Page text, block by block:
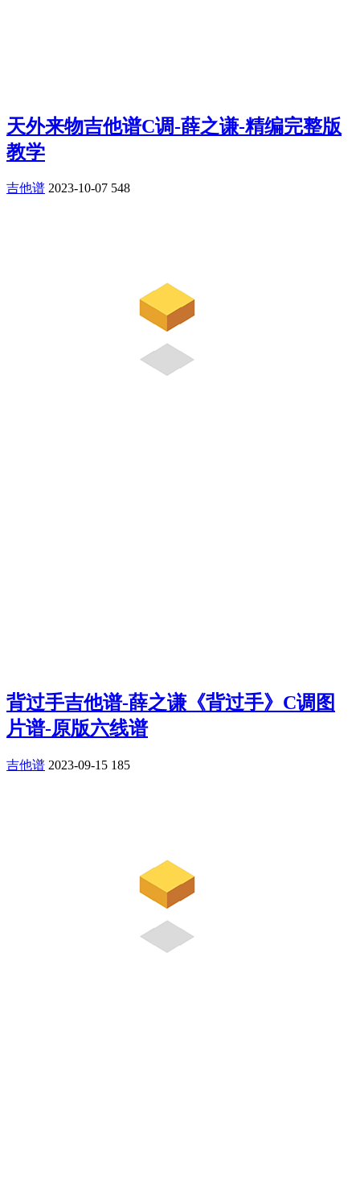
天外来物吉他谱C调-薛之谦-精编完整版
教学
吉他谱 2023-10-07 548
背过手吉他谱-薛之谦《背过手》C调图
片谱-原版六线谱
吉他谱 2023-09-15 185